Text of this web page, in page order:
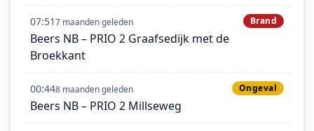
07:517 maanden geleden Brand
Beers NB – PRIO 2 Graafsedijk met de
Broekkant
00:448 maanden geleden Ongeval
Beers NB – PRIO 2 Millseweg